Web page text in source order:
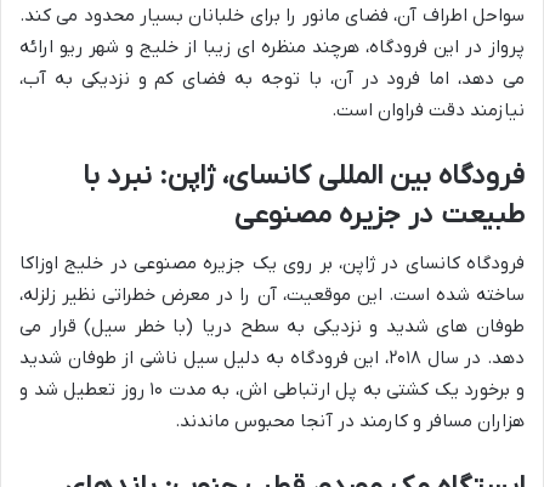
سواحل اطراف آن، فضای مانور را برای خلبانان بسیار محدود می کند.
پرواز در این فرودگاه، هرچند منظره ای زیبا از خلیج و شهر ریو ارائه
می دهد، اما فرود در آن، با توجه به فضای کم و نزدیکی به آب،
نیازمند دقت فراوان است.
فرودگاه بین المللی کانسای، ژاپن: نبرد با
طبیعت در جزیره مصنوعی
فرودگاه کانسای در ژاپن، بر روی یک جزیره مصنوعی در خلیج اوزاکا
ساخته شده است. این موقعیت، آن را در معرض خطراتی نظیر زلزله،
طوفان های شدید و نزدیکی به سطح دریا (با خطر سیل) قرار می
دهد. در سال ۲۰۱۸، این فرودگاه به دلیل سیل ناشی از طوفان شدید
و برخورد یک کشتی به پل ارتباطی اش، به مدت ۱۰ روز تعطیل شد و
هزاران مسافر و کارمند در آنجا محبوس ماندند.